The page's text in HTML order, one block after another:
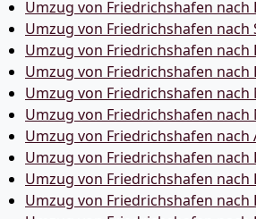
Umzug von Friedrichshafen nach
Umzug von Friedrichshafen
Umzug von Friedrichshafen nach
Umzug von Friedrichshafen
Umzug von Friedrichshafen nach
Umzug von Friedrichshafen
Umzug von Friedrichshafen nach
Umzug von Friedrichshafen nach
Umzug von Friedrichshafen
Umzug von Friedrichshafen nach